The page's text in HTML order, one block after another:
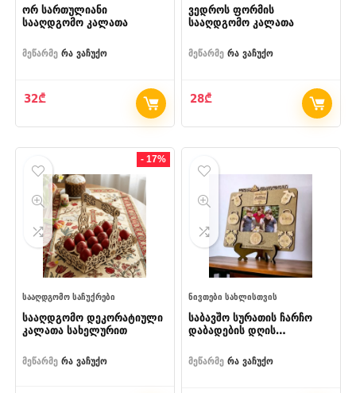
ორ სართულიანი
სააღდგომო კალათა
მეწარმე რა ვაჩუქო
32₾
ვედროს ფორმის
სააღდგომო კალათა
მეწარმე რა ვაჩუქო
28₾
- 17%
ᲡᲐᲐᲦᲓᲒᲝᲛᲝ ᲡᲐᲩᲣᲥᲠᲔᲑᲘ
სააღდგომო დეკორატიული
კალათა სახელურით
მეწარმე რა ვაჩუქო
ᲜᲘᲕᲗᲔᲑᲘ ᲡᲐᲮᲚᲘᲡᲗᲕᲘᲡ
საბავშო სურათის ჩარჩო
დაბადების დღის
მეწარმე რა ვაჩუქო